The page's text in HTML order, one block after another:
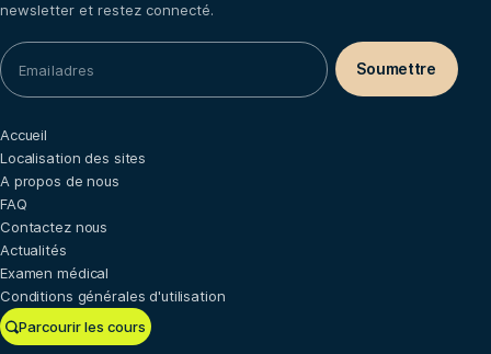
newsletter et restez connecté.
Parcourir les cours
Accueil
Localisation des sites
A propos de nous
FAQ
Contactez nous
Actualités
Examen médical
Conditions générales d'utilisation